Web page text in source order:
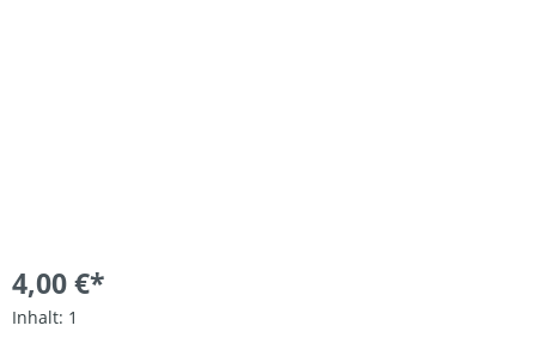
4,00 €*
Inhalt: 1